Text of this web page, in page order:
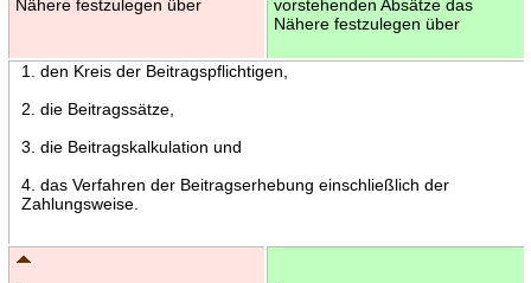
Nähere festzulegen über
vorstehenden Absätze das
Nähere festzulegen über
1. den Kreis der Beitragspflichtigen,
2. die Beitragssätze,
3. die Beitragskalkulation und
4. das Verfahren der Beitragserhebung einschließlich der
Zahlungsweise.